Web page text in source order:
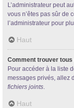
L’administrateur peut
vous n’êtes pas sûr de
l’administrateur pour
Haut
Comment trouver
Pour accéder à la liste
messages privés, allez
fichiers joints.
Haut